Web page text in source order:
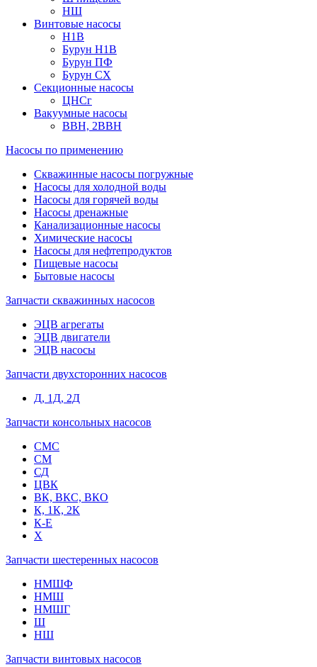
НШ
Винтовые насосы
Н1В
Бурун Н1В
Бурун ПФ
Бурун СХ
Секционные насосы
ЦНСг
Вакуумные насосы
ВВН, 2ВВН
Насосы по применению
Скважинные насосы погружные
Насосы для холодной воды
Насосы для горячей воды
Насосы дренажные
Канализационные насосы
Химические насосы
Насосы для нефтепродуктов
Пищевые насосы
Бытовые насосы
Запчасти скважинных насосов
ЭЦВ агрегаты
ЭЦВ двигатели
ЭЦВ насосы
Запчасти двухсторонних насосов
Д, 1Д, 2Д
Запчасти консольных насосов
СМС
СМ
СД
ЦВК
ВК, ВКС, ВКО
К, 1К, 2К
К-Е
Х
Запчасти шестеренных насосов
НМШФ
НМШ
НМШГ
Ш
НШ
Запчасти винтовых насосов